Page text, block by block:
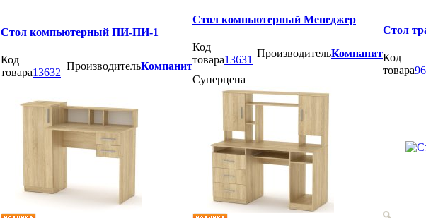
Стол компьютерный ПИ-ПИ-1
Код
товара13632
ПроизводительКомпанит
Стол компьютерный Менеджер
Код
товара13631
ПроизводительКомпанит
Суперцена
Стол
Код
товара